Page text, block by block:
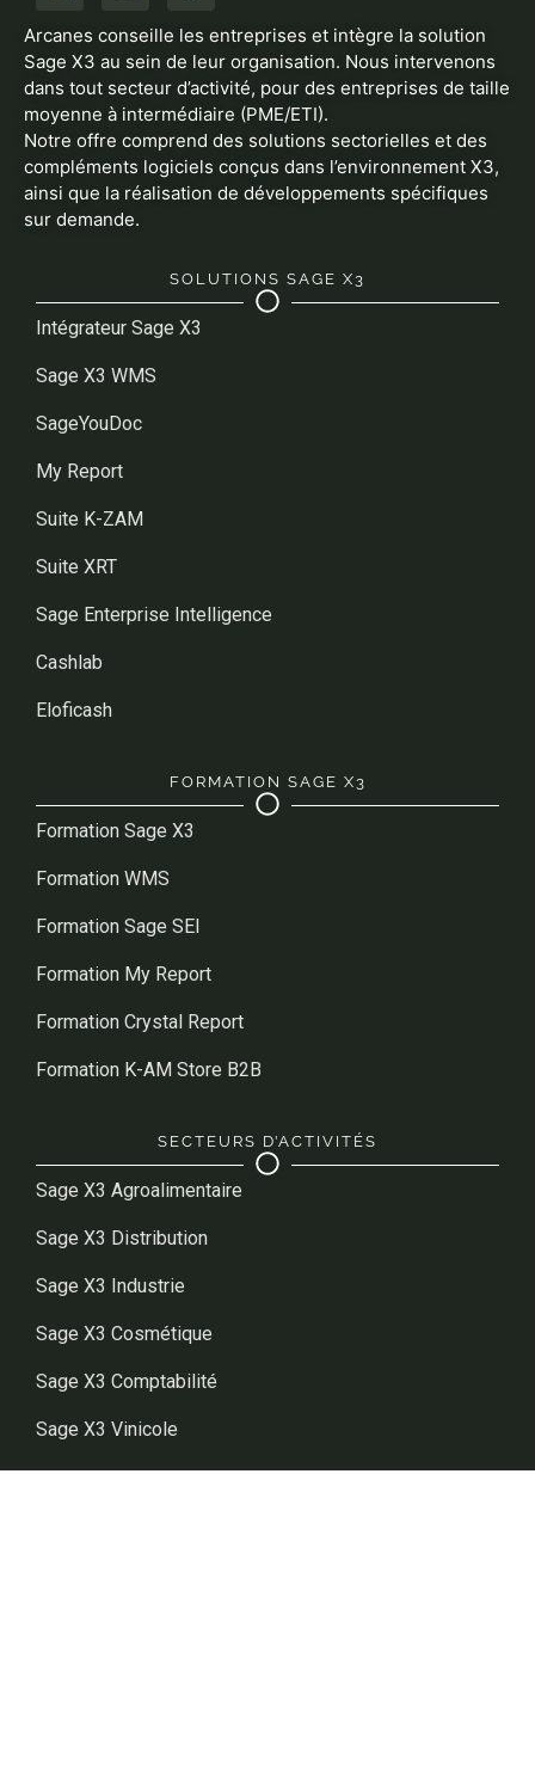
Arcanes conseille les entreprises et intègre la solution
Sage X3 au sein de leur organisation. Nous intervenons
dans tout secteur d’activité, pour des entreprises de taille
moyenne à intermédiaire (PME/ETI).
Notre offre comprend des solutions sectorielles et des
compléments logiciels conçus dans l’environnement X3,
ainsi que la réalisation de développements spécifiques
sur demande.
SOLUTIONS SAGE X3
Intégrateur Sage X3
Sage X3 WMS
SageYouDoc
My Report
Suite K-ZAM
Suite XRT
Sage Enterprise Intelligence
Cashlab
Eloficash
FORMATION SAGE X3
Formation Sage X3
Formation WMS
Formation Sage SEI
Formation My Report
Formation Crystal Report
Formation K-AM Store B2B
SECTEURS D’ACTIVITÉS
Sage X3 Agroalimentaire
Sage X3 Distribution
Sage X3 Industrie
Sage X3 Cosmétique
Sage X3 Comptabilité
Sage X3 Vinicole